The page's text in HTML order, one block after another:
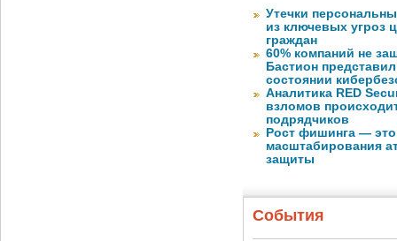
Утечки
из ключевых угроз
граждан
60% компаний не
Бастион
состоянии
Аналитика RED
взломов
подрядчиков
Рост фишинга —
масштабирования
защиты
События